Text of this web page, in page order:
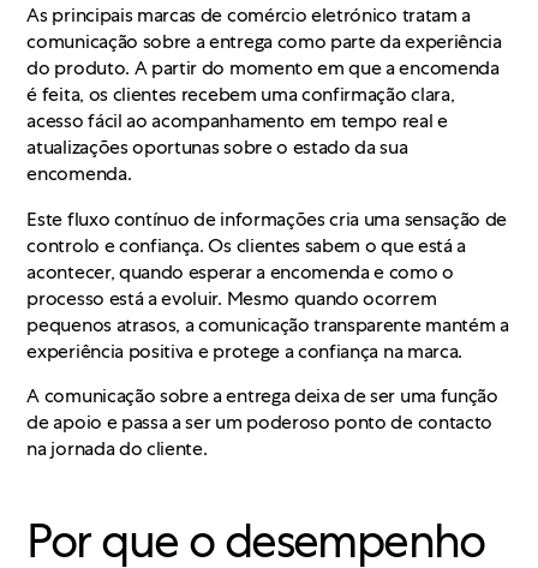
As principais marcas de comércio eletrónico tratam a
comunicação sobre a entrega como parte da experiência
do produto. A partir do momento em que a encomenda
é feita, os clientes recebem uma confirmação clara,
acesso fácil ao acompanhamento em tempo real e
atualizações oportunas sobre o estado da sua
encomenda.
Este fluxo contínuo de informações cria uma sensação de
controlo e confiança. Os clientes sabem o que está a
acontecer, quando esperar a encomenda e como o
processo está a evoluir. Mesmo quando ocorrem
pequenos atrasos, a comunicação transparente mantém a
experiência positiva e protege a confiança na marca.
A comunicação sobre a entrega deixa de ser uma função
de apoio e passa a ser um poderoso ponto de contacto
na jornada do cliente.
Por que o desempenho